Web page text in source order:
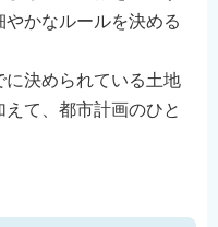
かなルールを決める
決められている土地
て、都市計画のひと